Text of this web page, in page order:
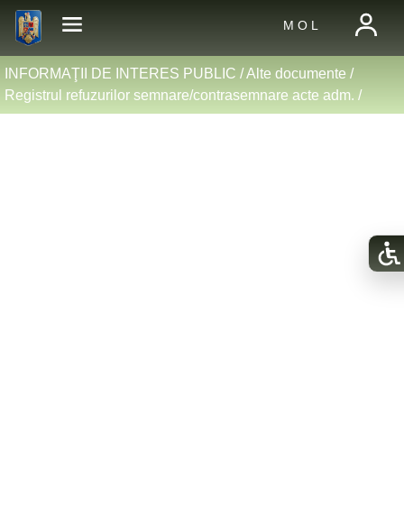
M O L
INFORMAŢII DE INTERES PUBLIC /Alte documente/
Registrul refuzurilor semnare/contrasemnare acte adm. /